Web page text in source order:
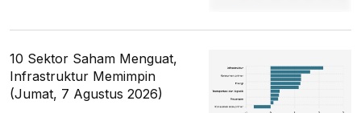
10 Sektor Saham Menguat,
Infrastruktur Memimpin
(Jumat, 7 Agustus 2026)